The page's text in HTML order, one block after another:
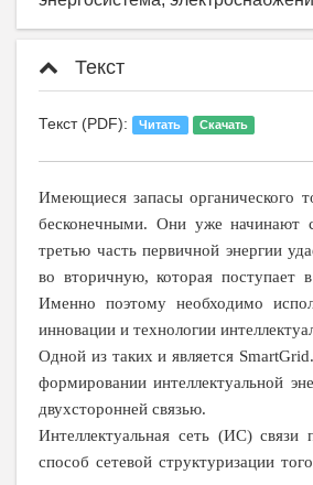
Текст
Текст (PDF): Читать Скачать
Имеющиеся запасы органического
бесконечными. Они уже начинают
третью часть первичной энергии
во вторичную, которая
Именно поэтому необходимо
инновации и технологии
Одной из таких и является
формировании интеллектуальной
двухсторонней связью.
Интеллектуальная сеть (ИС) связи
способ сетевой структуризации